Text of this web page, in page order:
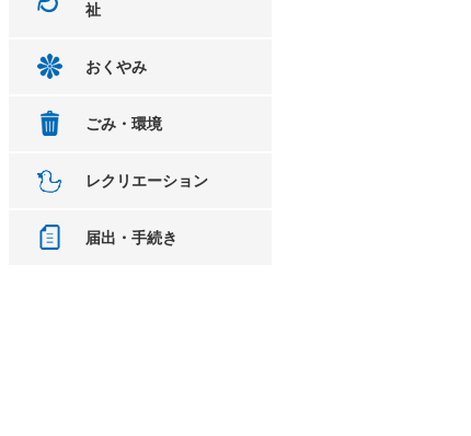
祉
おくやみ
ごみ・環境
レクリエーション
届出・手続き